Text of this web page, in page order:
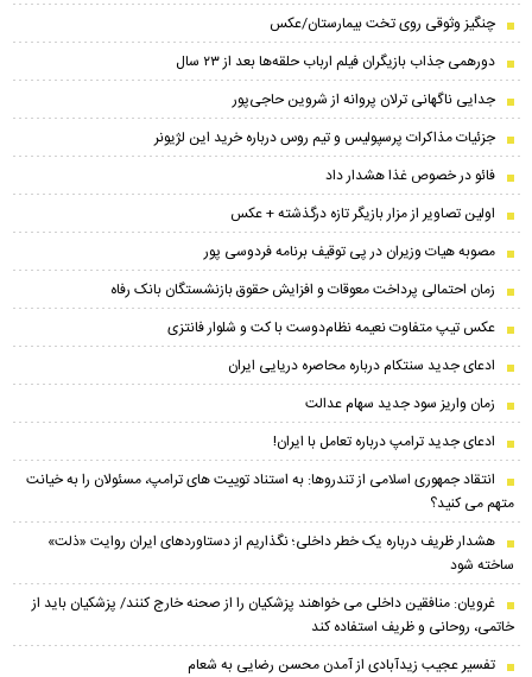
چنگیز وثوقی روی تخت بیمارستان/عکس
دورهمی جذاب بازیگران فیلم ارباب حلقه‌ها بعد از ۲۳ سال
جدایی ناگهانی ترلان پروانه از شروین حاجی‌پور
جزئیات مذاکرات پرسپولیس و تیم روس درباره خرید این لژیونر
فائو در خصوص غذا هشدار داد
اولین تصاویر از مزار بازیگر تازه درگذشته + عکس
مصوبه هیات وزیران در پی توقیف برنامه فردوسی پور
زمان احتمالی پرداخت معوقات و افزایش حقوق بازنشستگان بانک رفاه
عکس تیپ متفاوت نعیمه نظام‌دوست با کت و شلوار فانتزی
ادعای جدید سنتکام درباره محاصره دریایی ایران
زمان واریز سود جدید سهام عدالت
ادعای جدید ترامپ درباره تعامل با ایران!
انتقاد جمهوری اسلامی از تندروها: به استناد توییت های ترامپ، مسئولان را به خیانت
متهم می کنید؟
هشدار ظریف درباره یک خطر داخلی؛ نگذاریم از دستاوردهای ایران روایت «ذلت»
ساخته شود
غرویان: منافقین داخلی می خواهند پزشکیان را از صحنه خارج کنند/ پزشکیان باید از
خاتمی، روحانی و ظریف استفاده کند
تفسیر عجیب زیدآبادی از آمدن محسن رضایی به شعام